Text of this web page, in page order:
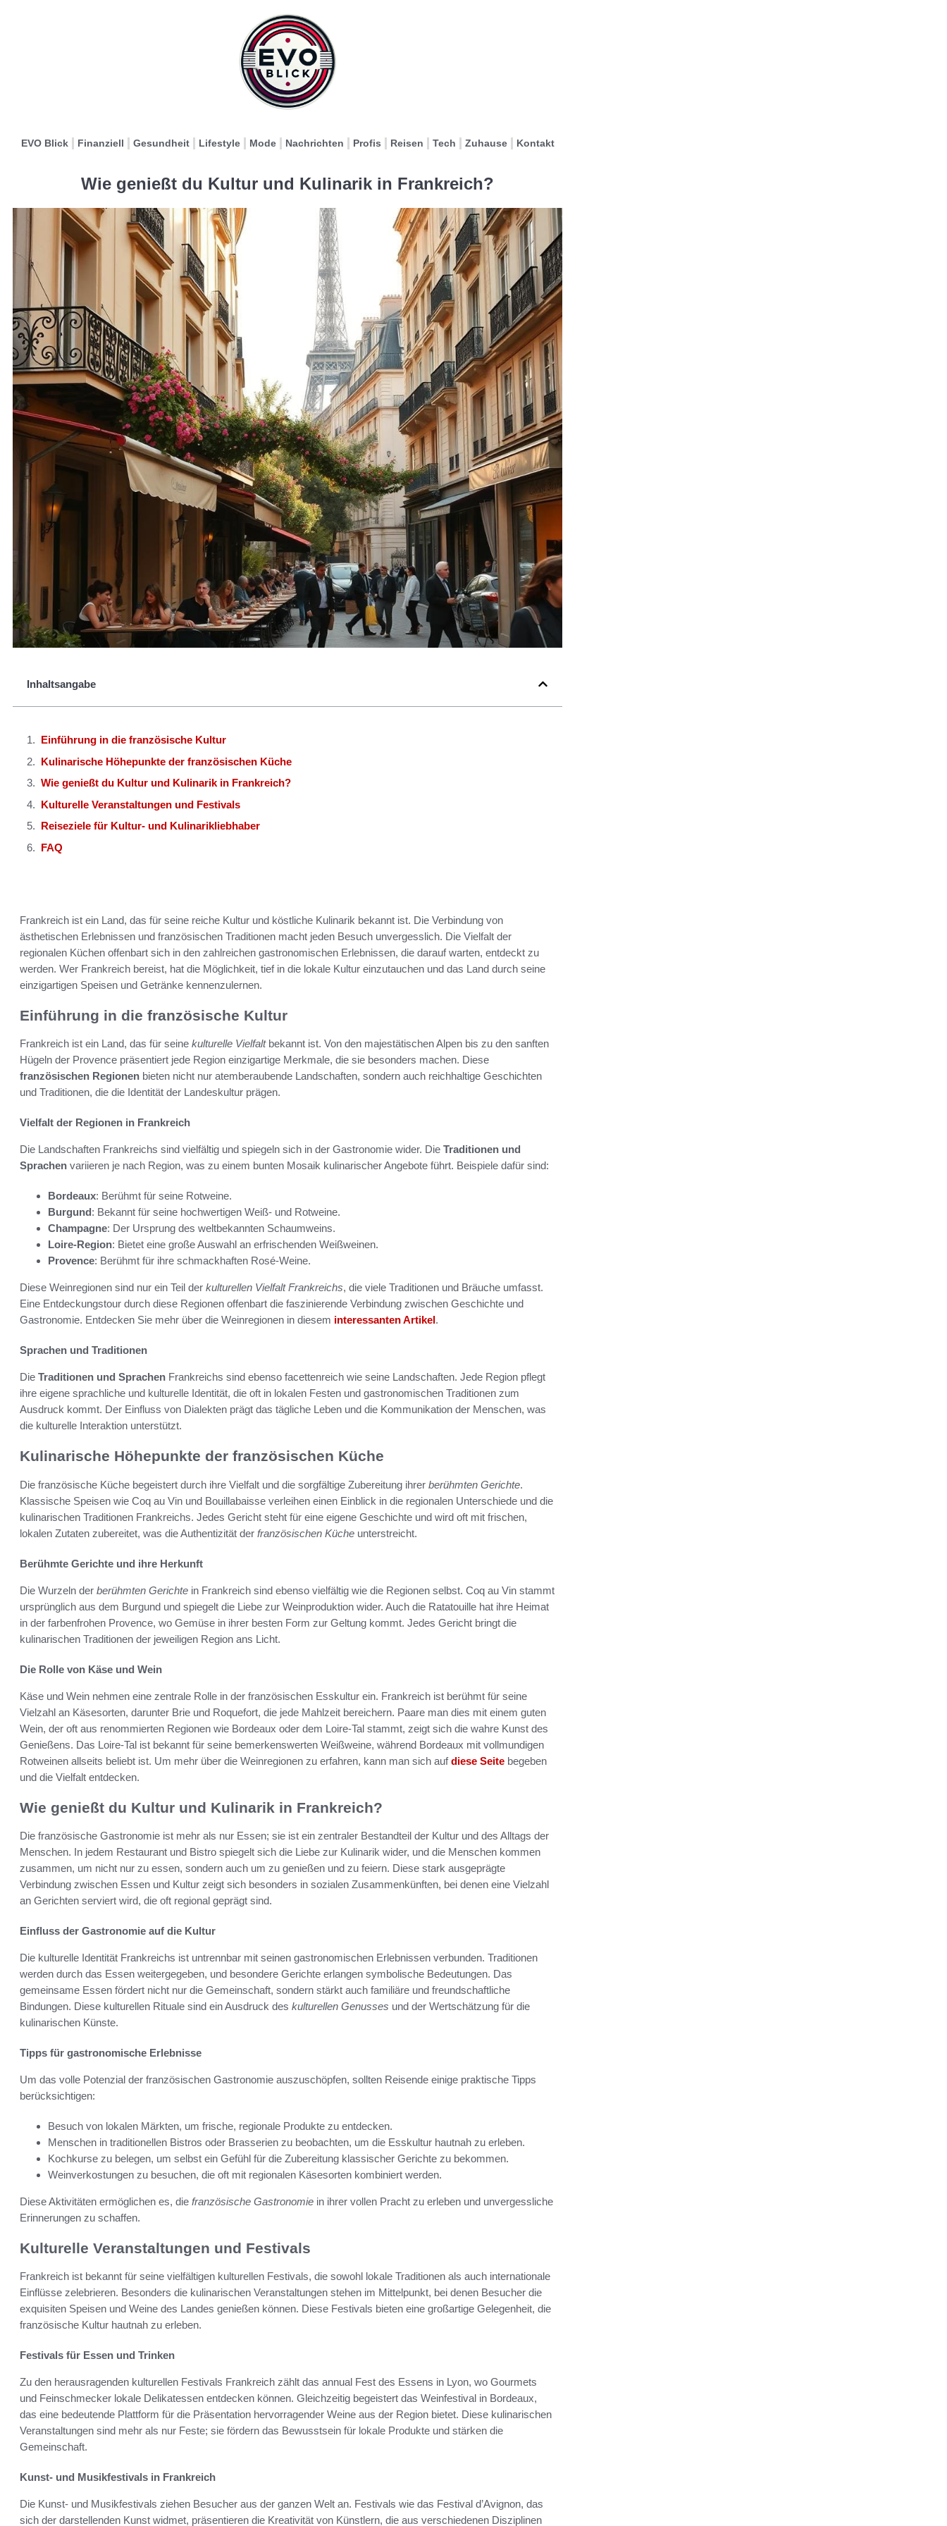
EVO Blick Finanziell Gesundheit Lifestyle Mode Nachrichten Profis Reisen Tech Zuhause Kontakt
Wie genießt du Kultur und Kulinarik in Frankreich?
Inhaltsangabe
Einführung in die französische Kultur
Kulinarische Höhepunkte der französischen Küche
Wie genießt du Kultur und Kulinarik in Frankreich?
Kulturelle Veranstaltungen und Festivals
Reiseziele für Kultur- und Kulinarikliebhaber
FAQ
Frankreich ist ein Land, das für seine reiche Kultur und köstliche Kulinarik bekannt ist. Die Verbindung von
ästhetischen Erlebnissen und französischen Traditionen macht jeden Besuch unvergesslich. Die Vielfalt der
regionalen Küchen offenbart sich in den zahlreichen gastronomischen Erlebnissen, die darauf warten, entdeckt zu
werden. Wer Frankreich bereist, hat die Möglichkeit, tief in die lokale Kultur einzutauchen und das Land durch seine
einzigartigen Speisen und Getränke kennenzulernen.
Einführung in die französische Kultur
Frankreich ist ein Land, das für seine kulturelle Vielfaltbekannt ist. Von den majestätischen Alpen bis zu den sanften
Hügeln der Provence präsentiert jede Region einzigartige Merkmale, die sie besonders machen. Diese
französischen Regionen bieten nicht nur atemberaubende Landschaften, sondern auch reichhaltige Geschichten
und Traditionen, die die Identität der Landeskultur prägen.
Vielfalt der Regionen in Frankreich
Die Landschaften Frankreichs sind vielfältig und spiegeln sich in der Gastronomie wider. Die Traditionen und
Sprachen variieren je nach Region, was zu einem bunten Mosaik kulinarischer Angebote führt. Beispiele dafür sind:
Bordeaux: Berühmt für seine Rotweine.
Burgund: Bekannt für seine hochwertigen Weiß- und Rotweine.
Champagne: Der Ursprung des weltbekannten Schaumweins.
Loire-Region: Bietet eine große Auswahl an erfrischenden Weißweinen.
Provence: Berühmt für ihre schmackhaften Rosé-Weine.
Diese Weinregionen sind nur ein Teil der kulturellen Vielfalt Frankreichs, die viele Traditionen und Bräuche umfasst.
Eine Entdeckungstour durch diese Regionen offenbart die faszinierende Verbindung zwischen Geschichte und
Gastronomie. Entdecken Sie mehr über die Weinregionen in diesem interessanten Artikel.
Sprachen und Traditionen
Die Traditionen und Sprachen Frankreichs sind ebenso facettenreich wie seine Landschaften. Jede Region pflegt
ihre eigene sprachliche und kulturelle Identität, die oft in lokalen Festen und gastronomischen Traditionen zum
Ausdruck kommt. Der Einfluss von Dialekten prägt das tägliche Leben und die Kommunikation der Menschen, was
die kulturelle Interaktion unterstützt.
Kulinarische Höhepunkte der französischen Küche
Die französische Küche begeistert durch ihre Vielfalt und die sorgfältige Zubereitung ihrer berühmten Gerichte.
Klassische Speisen wie Coq au Vin und Bouillabaisse verleihen einen Einblick in die regionalen Unterschiede und die
kulinarischen Traditionen Frankreichs. Jedes Gericht steht für eine eigene Geschichte und wird oft mit frischen,
lokalen Zutaten zubereitet, was die Authentizität der französischen Küche unterstreicht.
Berühmte Gerichte und ihre Herkunft
Die Wurzeln der berühmten Gerichte in Frankreich sind ebenso vielfältig wie die Regionen selbst. Coq au Vin stammt
ursprünglich aus dem Burgund und spiegelt die Liebe zur Weinproduktion wider. Auch die Ratatouille hat ihre Heimat
in der farbenfrohen Provence, wo Gemüse in ihrer besten Form zur Geltung kommt. Jedes Gericht bringt die
kulinarischen Traditionen der jeweiligen Region ans Licht.
Die Rolle von Käse und Wein
Käse und Wein nehmen eine zentrale Rolle in der französischen Esskultur ein. Frankreich ist berühmt für seine
Vielzahl an Käsesorten, darunter Brie und Roquefort, die jede Mahlzeit bereichern. Paare man dies mit einem guten
Wein, der oft aus renommierten Regionen wie Bordeaux oder dem Loire-Tal stammt, zeigt sich die wahre Kunst des
Genießens. Das Loire-Tal ist bekannt für seine bemerkenswerten Weißweine, während Bordeaux mit vollmundigen
Rotweinen allseits beliebt ist. Um mehr über die Weinregionen zu erfahren, kann man sich aufdiese Seite begeben
und die Vielfalt entdecken.
Wie genießt du Kultur und Kulinarik in Frankreich?
Die französische Gastronomie ist mehr als nur Essen; sie ist ein zentraler Bestandteil der Kultur und des Alltags der
Menschen. In jedem Restaurant und Bistro spiegelt sich die Liebe zur Kulinarik wider, und die Menschen kommen
zusammen, um nicht nur zu essen, sondern auch um zu genießen und zu feiern. Diese stark ausgeprägte
Verbindung zwischen Essen und Kultur zeigt sich besonders in sozialen Zusammenkünften, bei denen eine Vielzahl
an Gerichten serviert wird, die oft regional geprägt sind.
Einfluss der Gastronomie auf die Kultur
Die kulturelle Identität Frankreichs ist untrennbar mit seinen gastronomischen Erlebnissen verbunden. Traditionen
werden durch das Essen weitergegeben, und besondere Gerichte erlangen symbolische Bedeutungen. Das
gemeinsame Essen fördert nicht nur die Gemeinschaft, sondern stärkt auch familiäre und freundschaftliche
Bindungen. Diese kulturellen Rituale sind ein Ausdruck des kulturellen Genusses und der Wertschätzung für die
kulinarischen Künste.
Tipps für gastronomische Erlebnisse
Um das volle Potenzial der französischen Gastronomie auszuschöpfen, sollten Reisende einige praktische Tipps
berücksichtigen:
Besuch von lokalen Märkten, um frische, regionale Produkte zu entdecken.
Menschen in traditionellen Bistros oder Brasserien zu beobachten, um die Esskultur hautnah zu erleben.
Kochkurse zu belegen, um selbst ein Gefühl für die Zubereitung klassischer Gerichte zu bekommen.
Weinverkostungen zu besuchen, die oft mit regionalen Käsesorten kombiniert werden.
Diese Aktivitäten ermöglichen es, die französische Gastronomie in ihrer vollen Pracht zu erleben und unvergessliche
Erinnerungen zu schaffen.
Kulturelle Veranstaltungen und Festivals
Frankreich ist bekannt für seine vielfältigen kulturellen Festivals, die sowohl lokale Traditionen als auch internationale
Einflüsse zelebrieren. Besonders die kulinarischen Veranstaltungen stehen im Mittelpunkt, bei denen Besucher die
exquisiten Speisen und Weine des Landes genießen können. Diese Festivals bieten eine großartige Gelegenheit, die
französische Kultur hautnah zu erleben.
Festivals für Essen und Trinken
Zu den herausragenden kulturellen Festivals Frankreich zählt das annual Fest des Essens in Lyon, wo Gourmets
und Feinschmecker lokale Delikatessen entdecken können. Gleichzeitig begeistert das Weinfestival in Bordeaux,
das eine bedeutende Plattform für die Präsentation hervorragender Weine aus der Region bietet. Diese kulinarischen
Veranstaltungen sind mehr als nur Feste; sie fördern das Bewusstsein für lokale Produkte und stärken die
Gemeinschaft.
Kunst- und Musikfestivals in Frankreich
Die Kunst- und Musikfestivals ziehen Besucher aus der ganzen Welt an. Festivals wie das Festival d’Avignon, das
sich der darstellenden Kunst widmet, präsentieren die Kreativität von Künstlern, die aus verschiedenen Disziplinen